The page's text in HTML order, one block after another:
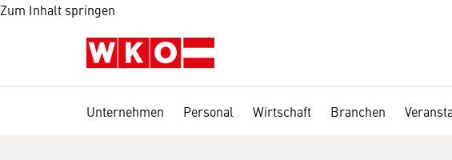
Zum Inhalt springen
Unternehmen Personal Wirtschaft Branchen